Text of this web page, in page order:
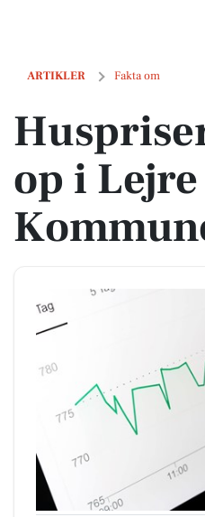
ARTIKLER Fakta om
Huspriserne går op i Lejre
op i Lejre